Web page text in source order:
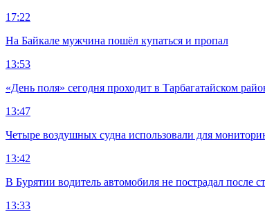
17:22
На Байкале мужчина пошёл купаться и пропал
13:53
«День поля» сегодня проходит в Тарбагатайском
13:47
Четыре воздушных судна использовали для
13:42
В Бурятии водитель автомобиля не пострадал после
13:33